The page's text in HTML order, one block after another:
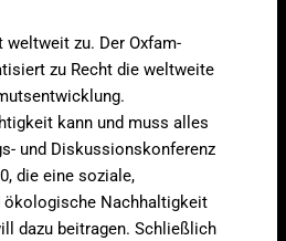
zu. Der Oxfam-
zu Recht die weltweite
kann und muss alles
und Diskussionskonferenz
die eine soziale,
Nachhaltigkeit
dazu beitragen. Schließlich